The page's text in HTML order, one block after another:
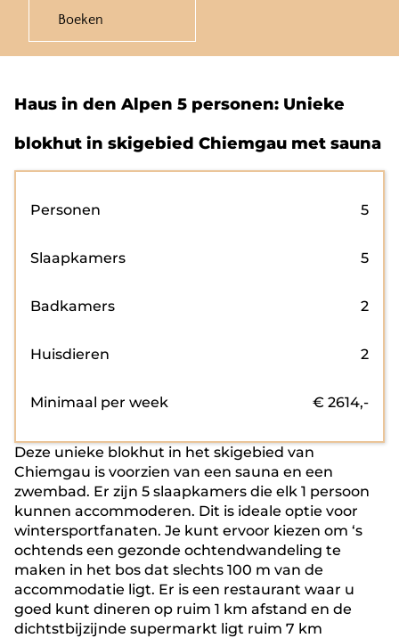
Boeken
Haus in den Alpen 5 personen: Unieke
blokhut in skigebied Chiemgau met sauna
Personen 5
Slaapkamers 5
Badkamers 2
Huisdieren 2
Minimaal per week € 2614,-
Deze unieke blokhut in het skigebied van
Chiemgau is voorzien van een sauna en een
zwembad. Er zijn 5 slaapkamers die elk 1 persoon
kunnen accommoderen. Dit is ideale optie voor
wintersportfanaten. Je kunt ervoor kiezen om ‘s
ochtends een gezonde ochtendwandeling te
maken in het bos dat slechts 100 m van de
accommodatie ligt. Er is een restaurant waar u
goed kunt dineren op ruim 1 km afstand en de
dichtstbijzijnde supermarkt ligt ruim 7 km